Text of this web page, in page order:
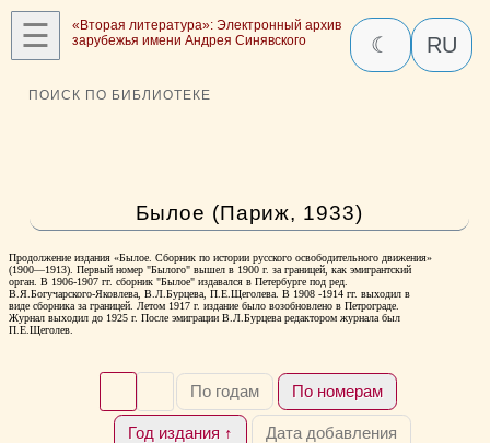
☰
«Вторая литература»: Электронный архив
зарубежья имени Андрея Синявского
☾ RU
ПОИСК ПО БИБЛИОТЕКЕ
Былое (Париж, 1933)
Продолжение издания «Былое. Сборник по истории русского освободительного движения»
(1900—1913). Первый номер "Былого" вышел в 1900 г. за границей, как эмигрантский
орган. В 1906-1907 гг. сборник "Былое" издавался в Петербурге под ред.
В.Я.Богучарского-Яковлева, В.Л.Бурцева, П.Е.Щеголева. В 1908 -1914 гг. выходил в
виде сборника за границей. Летом 1917 г. издание было возобновлено в Петрограде.
Журнал выходил до 1925 г. После эмиграции В.Л.Бурцева редактором журнала был
П.Е.Щеголев.
По годам По номерам
Год издания ↑ Дата добавления